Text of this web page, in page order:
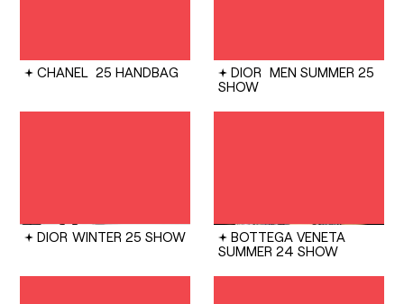
CHANEL 25 HANDBAG DIOR MEN SUMMER 25
SHOW
DIOR WINTER 25 SHOW
BOTTEGA VENETA
SUMMER 24 SHOW